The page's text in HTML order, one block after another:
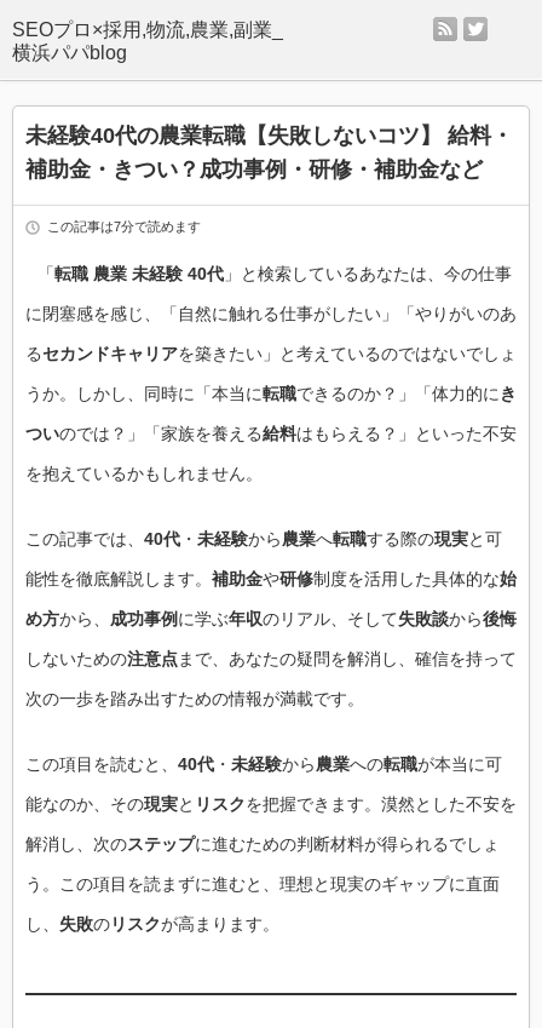
SEOプロ×採用,物流,農業,副業_
横浜パパblog
rss
未経験40代の農業転職【失敗しないコツ】 給料・
補助金・きつい？成功事例・研修・補助金など
この記事は7分で読めます
「転職 農業 未経験 40代 」と検索しているあなたは、今の仕事
に閉塞感を感じ、「自然に触れる仕事がしたい」「やりがいのあ
るセカンドキャリアを築きたい」と考えているのではないでしょ
うか。しかし、同時に「本当に転職できるのか？」「体力的に き
ついのでは？」「家族を養える給料はもらえる？」といった不安
を抱えているかもしれません。
この記事では、 40代 ・ 未経験から農業へ転職する際の現実と可
能性を徹底解説します。 補助金や研修制度を活用した具体的な始
め方から、 成功事例に学ぶ年収のリアル、そして失敗談から後悔
しないための注意点まで、あなたの疑問を解消し、確信を持って
次の一歩を踏み出すための情報が満載です。
この項目を読むと、 40代 ・ 未経験から農業への転職が本当に可
能なのか、その現実と リスクを把握できます。漠然とした不安を
解消し、次のステップに進むための判断材料が得られるでしょ
う。この項目を読まずに進むと、理想と現実のギャップに直面
し、 失敗のリスクが高まります。